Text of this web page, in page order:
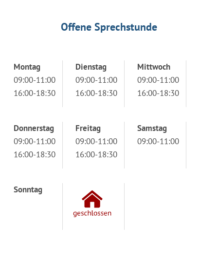
Offene Sprechstunde
Montag
09:00-11:00
16:00-18:30
Dienstag
09:00-11:00
16:00-18:30
Mittwoch
09:00-11:00
16:00-18:30
Donnerstag
09:00-11:00
16:00-18:30
Freitag
09:00-11:00
16:00-18:30
Samstag
09:00-11:00
Sonntag